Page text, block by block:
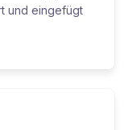
und eingefügt